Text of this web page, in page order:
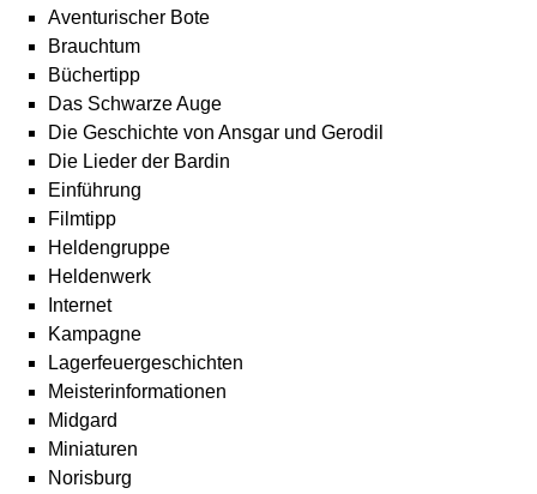
Aventurischer Bote
Brauchtum
Büchertipp
Das Schwarze Auge
Die Geschichte von Ansgar und Gerodil
Die Lieder der Bardin
Einführung
Filmtipp
Heldengruppe
Heldenwerk
Internet
Kampagne
Lagerfeuergeschichten
Meisterinformationen
Midgard
Miniaturen
Norisburg